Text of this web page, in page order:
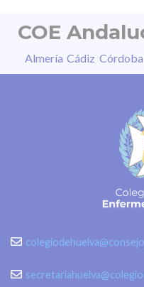
COE
Almería Cádiz Córdoba